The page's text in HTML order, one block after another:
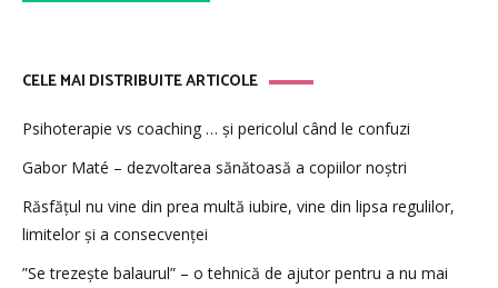
CELE MAI DISTRIBUITE ARTICOLE
Psihoterapie vs coaching … și pericolul când le confuzi
Gabor Maté – dezvoltarea sănătoasă a copiilor noștri
Răsfățul nu vine din prea multă iubire, vine din lipsa regulilor,
limitelor și a consecvenței
”Se trezește balaurul” – o tehnică de ajutor pentru a nu mai